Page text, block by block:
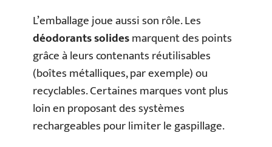
L’emballage joue aussi son rôle. Les
déodorants solidesmarquent des points
grâce à leurs contenants réutilisables
(boîtes métalliques, par exemple) ou
recyclables. Certaines marques vont plus
loin en proposant des systèmes
rechargeables pour limiter le gaspillage.